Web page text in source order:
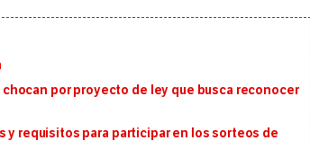
por proyecto de ley que busca reconocer
y requisitos para participar en los sorteos de